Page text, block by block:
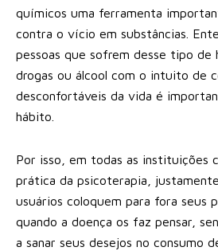
químicos uma ferramenta
contra o vício em substâncias.
pessoas que sofrem desse tipo de
drogas ou álcool com o intuito de
desconfortáveis da vida é
hábito.
Por isso, em todas as instituições
prática da psicoterapia,
usuários coloquem para fora seus
quando a doença os faz pensar,
a sanar seus desejos no consumo